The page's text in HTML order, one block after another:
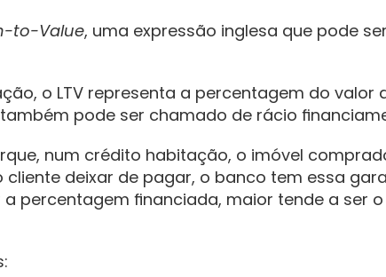
to-Value, uma expressão inglesa que pode
o LTV representa a percentagem do valor
pode ser chamado de rácio
num crédito habitação, o imóvel
cliente deixar de pagar, o banco tem essa
percentagem financiada, maior tende a ser